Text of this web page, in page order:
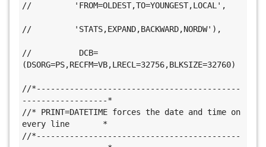
//         'FROM=OLDEST,TO=YOUNGEST,LOCAL',
//         'STATS,EXPAND,BACKWARD,NORDW'),
//          DCB=
(DSORG=PS,RECFM=VB,LRECL=32756,BLKSIZE=32760)
//*-------------------------------------------
------------------*
//* PRINT=DATETIME forces the date and time on
every line       *
//*-------------------------------------------